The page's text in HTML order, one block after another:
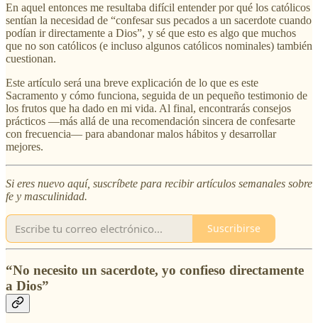
En aquel entonces me resultaba difícil entender por qué los católicos
sentían la necesidad de “confesar sus pecados a un sacerdote cuando
podían ir directamente a Dios”, y sé que esto es algo que muchos
que no son católicos (e incluso algunos católicos nominales) también
cuestionan.
Este artículo será una breve explicación de lo que es este
Sacramento y cómo funciona, seguida de un pequeño testimonio de
los frutos que ha dado en mi vida. Al final, encontrarás consejos
prácticos —más allá de una recomendación sincera de confesarte
con frecuencia— para abandonar malos hábitos y desarrollar
mejores.
Si eres nuevo aquí, suscríbete para recibir artículos semanales sobre
fe y masculinidad.
Suscribirse
“No necesito un sacerdote, yo confieso directamente
a Dios”